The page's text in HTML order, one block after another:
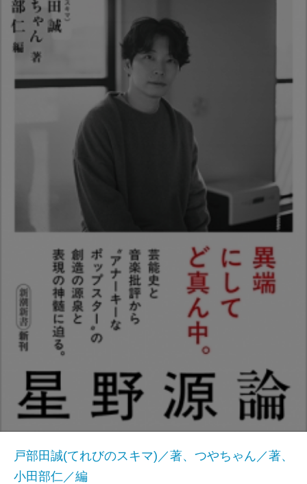
戸部田誠(てれびのスキマ)／著、つやちゃん／著、
小田部仁／編